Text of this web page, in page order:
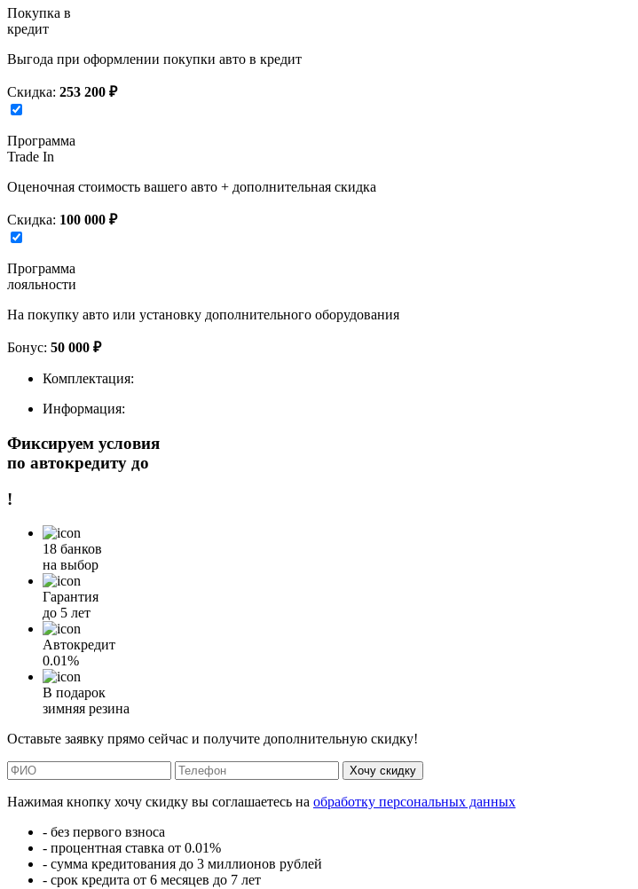
Покупка в
кредит
Выгода при оформлении покупки авто в кредит
Скидка: 253 200 ₽
Программа
Trade In
Оценочная стоимость вашего авто + дополнительная скидка
Скидка: 100 000 ₽
Программа
лояльности
На покупку авто или установку дополнительного оборудования
Бонус: 50 000 ₽
Комплектация:
Информация:
Фиксируем условия
по автокредиту до
!
18 банков
на выбор
Гарантия
до 5 лет
Автокредит
0.01%
В подарок
зимняя резина
Оставьте заявку прямо сейчас и получите дополнительную скидку!
Хочу скидку
Нажимая кнопку хочу скидку вы соглашаетесь на обработку персональных данных
- без первого взноса
- процентная ставка от 0.01%
- сумма кредитования до 3 миллионов рублей
- срок кредита от 6 месяцев до 7 лет